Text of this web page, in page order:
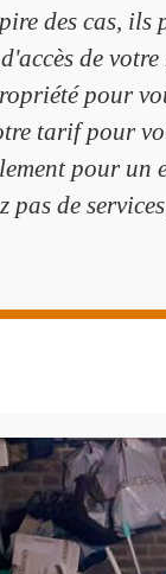
des cas, ils
de
pour
tarif pour
pour un
pas de